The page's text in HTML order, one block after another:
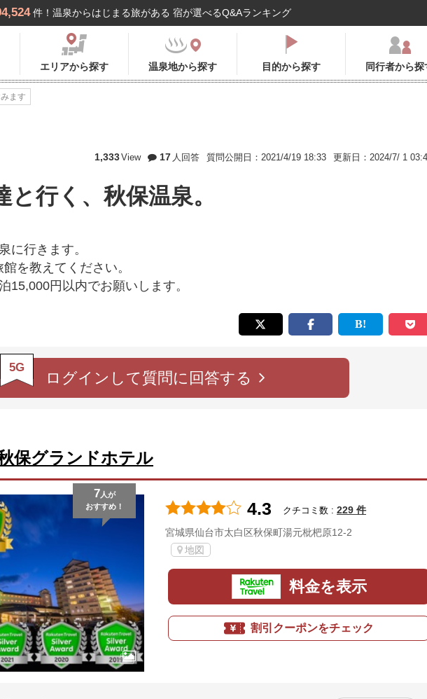
件！温泉からはじまる旅がある 宿が選べるQ&Aランキング
エリアから探す 温泉地から探す 目的から探す 同行者から探
ます
1,333View 17 人回答 質問公開日：2021/4/19 18:33 更新日：2024/7/ 1
と行く、秋保温泉。
に行きます。
を教えてください。
15,000円以内でお願いします。
5G
ログインして質問に回答する
保グランドホテル
7 人が
おすすめ！
4.3 クチコミ数 : 229 件
宮城県仙台市太白区秋保町湯元枇杷原12-2
地図
料金を表示
割引クーポンをチェック